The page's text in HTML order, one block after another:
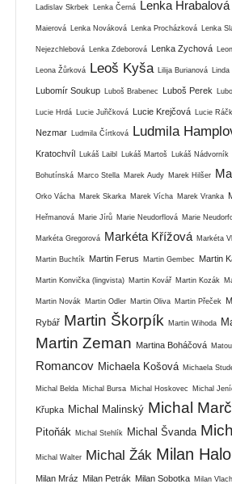
Ladislav Skrbek Lenka Černá Lenka Hrabalová
Maierová Lenka Nováková Lenka Procházková Lenka
Nejezchlebová Lenka Zdeborová Lenka Zychová
Leona Žůrková Leoš Kyša Lilija Burianová
Lubomír Soukup Luboš Brabenec Luboš Perek
Lucie Hrdá Lucie Juřičková Lucie Krejčová Lucie
Nezmar Ludmila Čírtková Ludmila
Kratochvíl Lukáš Laibl Lukáš Martoš Lukáš Nádvorník
Bohutínská Marco Stella Marek Audy Marek Hilšer
Orko Vácha Marek Skarka Marek Vícha Marek Vranka
Heřmanová Marie Jírů Marie Neudorflová Marie
Markéta Gregorová Markéta Křížová Markéta
Martin Buchtík Martin Ferus Martin Gembec Martin
Martin Konvička (lingvista) Martin Kovář Martin Kozák
Martin Novák Martin Odler Martin Oliva Martin Přeček
Rybář Martin Škorpík Martin Wihoda
Martin Zeman Martina Boháčová
Romancov Michaela Košová Michaela
Michal Belda Michal Bursa Michal Hoskovec Michal
Křupka Michal Malinský Michal
Pitoňák
Michal Stehlík Michal Švanda
Michal Walter Michal Žák Milan
Milan Mráz Milan Petrák Milan Sobotka Milan Vlach